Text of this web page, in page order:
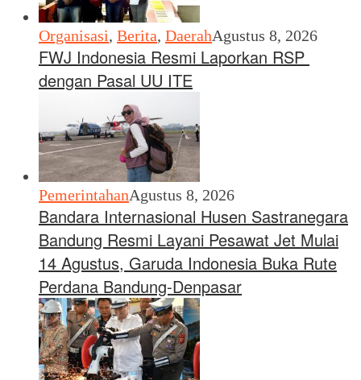
Organisasi, Berita, DaerahAgustus 8, 2026
FWJ Indonesia Resmi Laporkan RSP
dengan Pasal UU ITE
PemerintahanAgustus 8, 2026
Bandara Internasional Husen Sastranegara
Bandung Resmi Layani Pesawat Jet Mulai
14 Agustus, Garuda Indonesia Buka Rute
Perdana Bandung-Denpasar